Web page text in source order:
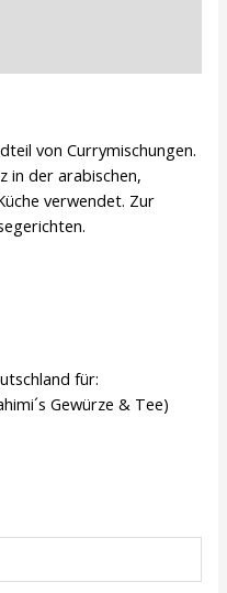
von Currymischungen.
in der arabischen,
verwendet. Zur
für:
Gewürze & Tee)